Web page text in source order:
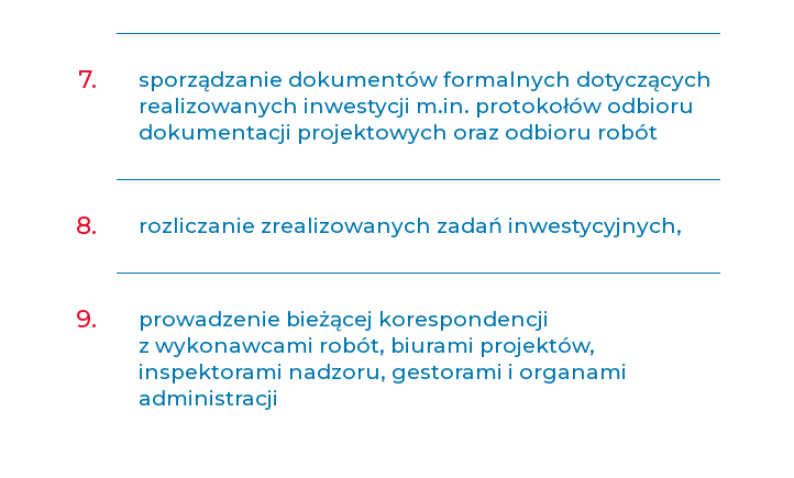
sporządzanie dokumentów formalnych dotyczących
realizowanych inwestycji m.in. protokołów odbioru
dokumentacji projektowych oraz odbioru robót
rozliczanie zrealizowanych zadań inwestycyjnych,
prowadzenie bieżącej korespondencji
z wykonawcami robót, biurami projektów,
inspektorami nadzoru, gestorami i organami
administracji